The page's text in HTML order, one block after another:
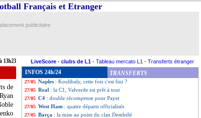
13h23
Français et Etranger
publicitaire
LiveScore - clubs de L1 - Tableau mercato L1 - Transferts étranger
de
INFOS 24h/24 TRANSFERTS
27/05 Nice: les frères Thuram bientôt réunis ?
27/05 Milan
27/05 OM: Man City drague Isaak Touré
27/05 Man City : un talent file à Dortmund (off.)
27/05 Naples : Koulibaly, cette fois c'est fini ?
27/05 Real : la C1, Valverde est prêt à tout
27/05 C4 : double récompense pour Payet
27/05 West Ham : quatre départs officialisés
27/05 Barça : la mise au point du clan Dembélé